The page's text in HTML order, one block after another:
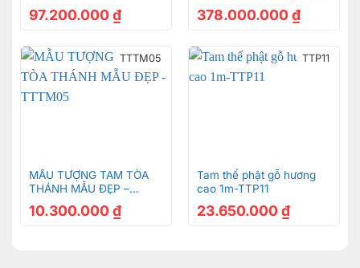
Tu-tho-cong-tu-bac-lieu-go-gu-can-oc-do-sieu-vip-
Tu-tho-cong-tu-bac-lieu-go-gu-can-oc-do-sieu-vip-
97.200.000 ₫ 378.000.000 ₫
TTTM05
MẪU TƯỢNG TAM TÒA
THÁNH MẪU ĐẸP –
TTTM05
10.300.000 ₫
TTP11
Tam thế phật gỗ hương
cao 1m-TTP11
23.650.000 ₫